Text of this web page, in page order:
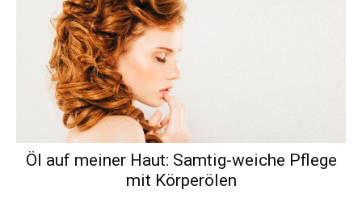
Öl auf meiner Haut: Samtig-weiche Pflege
mit Körperölen